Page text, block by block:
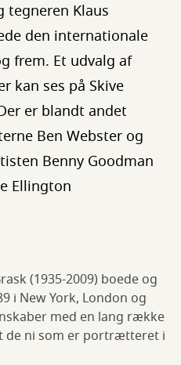
tegneren Klaus
den internationale
frem. Et udvalg af
kan ses på Skive
er blandt andet
Ben Webster og
Benny Goodman
Ellington
(1935-2009) boede og
i New York, London og
med en lang række
de ni som er portrætteret i